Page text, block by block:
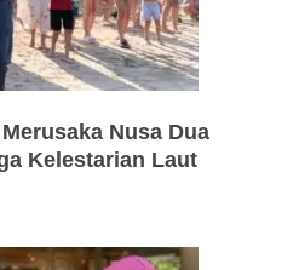
Nusa Dua
Kelestarian Laut